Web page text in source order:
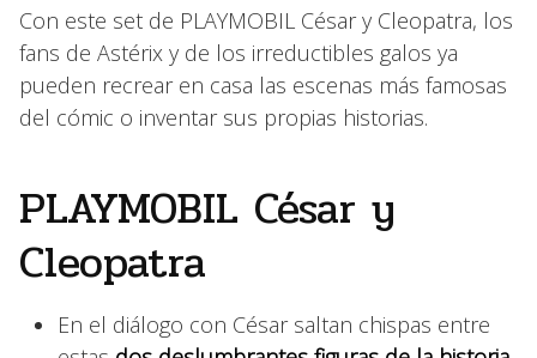
Con este set de PLAYMOBIL César y Cleopatra, los
fans de Astérix y de los irreductibles galos ya
pueden recrear en casa las escenas más famosas
del cómic o inventar sus propias historias.
PLAYMOBIL César y
Cleopatra
En el diálogo con César saltan chispas entre